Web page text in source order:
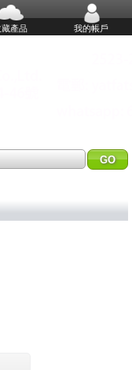
藏產品 我的帳戶